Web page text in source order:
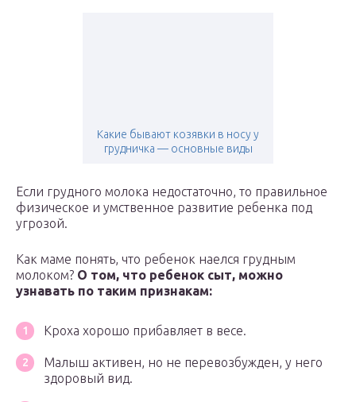
Какие бывают козявки в носу у
грудничка — основные виды
Если грудного молока недостаточно, то правильное
физическое и умственное развитие ребенка под
угрозой.
Как маме понять, что ребенок наелся грудным
молоком? О том, что ребенок сыт, можно
узнавать по таким признакам:
Кроха хорошо прибавляет в весе.
Малыш активен, но не перевозбужден, у него
здоровый вид.